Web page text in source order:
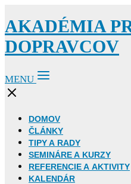
AKADÉMIA
DOPRAVCOV
MENU
DOMOV
ČLÁNKY
TIPY A RADY
SEMINÁRE A KURZY
REFERENCIE A AKTIVITY
KALENDÁR